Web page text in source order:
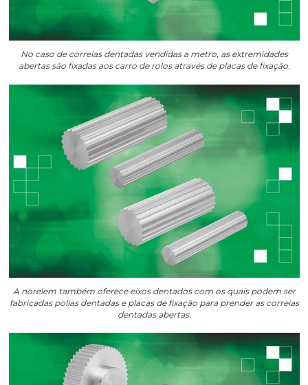
No caso de correias dentadas vendidas a metro, as extremidades
abertas são fixadas aos carro de rolos através de placas de fixação.
A norelem também oferece eixos dentados com os quais podem ser
fabricadas polias dentadas e placas de fixação para prender as correias
dentadas abertas.